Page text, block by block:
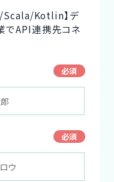
Scala/Kotlin】デ
でAPI連携先コネ